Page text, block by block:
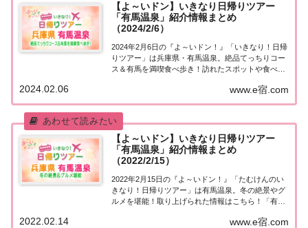
【よ～いドン】いきなり日帰りツアー
「有馬温泉」紹介情報まとめ
（2024/2/6）
2024年2月6日の『よ～いドン！』「いきなり！日帰
りツアー」は兵庫県・有馬温泉。絶品てっちりコー
ス＆有馬を満喫食べ歩き！訪れたスポットや食べた
馬温泉」日帰りツアー麒麟・田村さんが街行く人に
いきなり声をかけ、そのまま日帰りツアーにご招...
www.e宿.com
2024.02.06
【よ～いドン】いきなり日帰りツアー
「有馬温泉」紹介情報まとめ
（2022/2/15）
2022年2月15日の『よ～いドン！』「たむけんのい
きなり！日帰りツアー」は有馬温泉。冬の絶景やグ
ルメを堪能！取り上げられた情報はこちら！「有馬
そのまま日帰りツアーにご招待する『たむけんの日
www.e宿.com
2022.02.14